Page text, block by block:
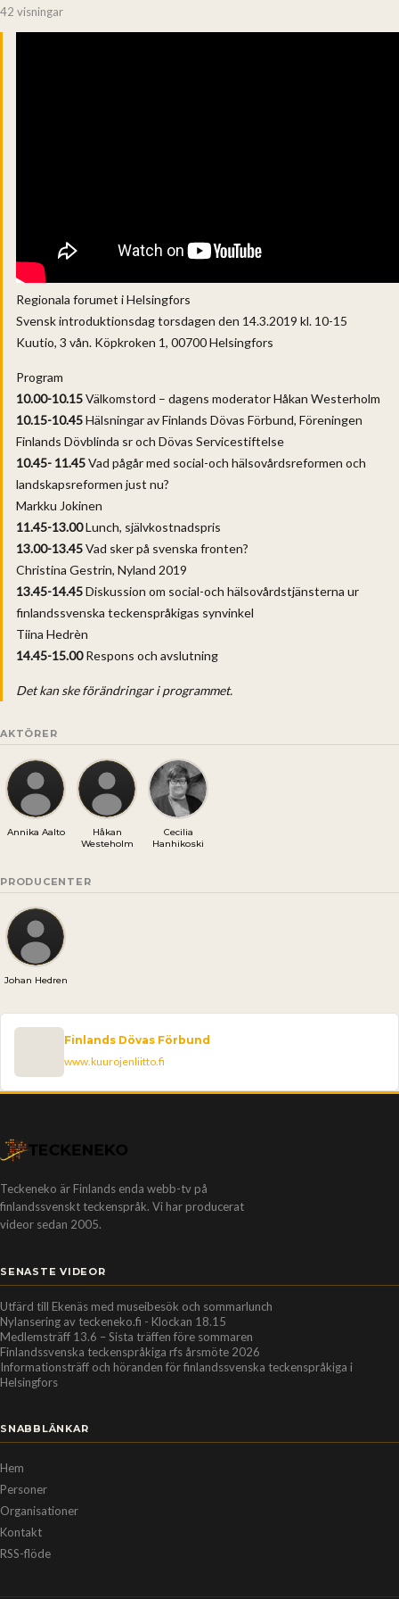
42 visningar
Regionala forumet i Helsingfors
Svensk introduktionsdag torsdagen den 14.3.2019 kl. 10-15
Kuutio, 3 vån. Köpkroken 1, 00700 Helsingfors
Program
10.00-10.15Välkomstord – dagens moderator Håkan Westerholm
10.15-10.45Hälsningar av Finlands Dövas Förbund, Föreningen
Finlands Dövblinda sr och Dövas Servicestiftelse
10.45- 11.45Vad pågår med social-och hälsovårdsreformen och
landskapsreformen just nu?
Markku Jokinen
11.45-13.00Lunch, självkostnadspris
13.00-13.45Vad sker på svenska fronten?
Christina Gestrin, Nyland 2019
13.45-14.45Diskussion om social-och hälsovårdstjänsterna ur
finlandssvenska teckenspråkigas synvinkel
Tiina Hedrèn
14.45-15.00Respons och avslutning
Det kan ske förändringar i programmet.
AKTÖRER
Annika Aalto
Håkan
Westeholm
Cecilia
Hanhikoski
PRODUCENTER
Johan Hedren
Finlands Dövas Förbund
www.kuurojenliitto.fi
Teckeneko är Finlands enda webb-tv på
finlandssvenskt teckenspråk. Vi har producerat
videor sedan 2005.
SENASTE VIDEOR
Utfärd till Ekenäs med museibesök och sommarlunch
Nylansering av teckeneko.fi - Klockan 18.15
Medlemsträff 13.6 – Sista träffen före sommaren
Finlandssvenska teckenspråkiga rfs årsmöte 2026
Informationsträff och höranden för finlandssvenska teckenspråkiga i
Helsingfors
SNABBLÄNKAR
Hem
Personer
Organisationer
Kontakt
RSS-flöde